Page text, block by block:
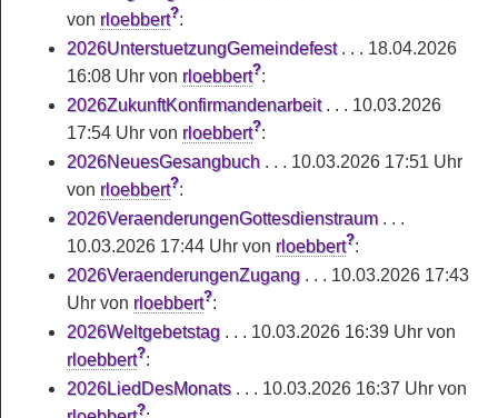
von rloebbert?:
2026UnterstuetzungGemeindefest. . . 18.04.2026
16:08 Uhr von rloebbert?:
2026ZukunftKonfirmandenarbeit. . . 10.03.2026
17:54 Uhr von rloebbert?:
2026NeuesGesangbuch . . . 10.03.2026 17:51 Uhr
von rloebbert?:
2026VeraenderungenGottesdienstraum. . .
10.03.2026 17:44 Uhr von rloebbert?:
2026VeraenderungenZugang . . . 10.03.2026 17:43
Uhr von rloebbert?:
2026Weltgebetstag . . . 10.03.2026 16:39 Uhr von
rloebbert?:
2026LiedDesMonats. . . 10.03.2026 16:37 Uhr von
?